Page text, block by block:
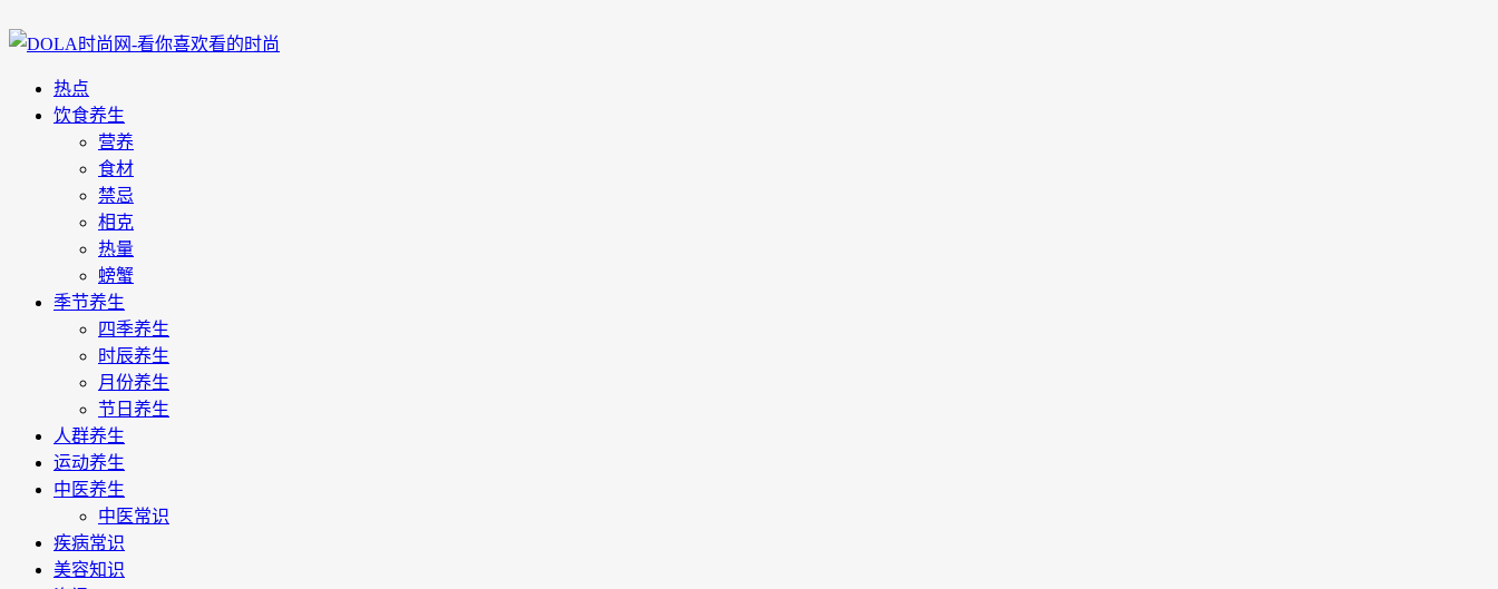
热点
饮食养生
营养
食材
禁忌
相克
热量
螃蟹
季节养生
四季养生
时辰养生
月份养生
节日养生
人群养生
运动养生
中医养生
中医常识
疾病常识
美容知识